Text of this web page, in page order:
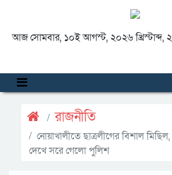
আজ সোমবার, ১০ই আগস্ট, ২০২৬ খ্রিস্টাব্দ,
রাজনীতি
নোয়াখালীতে ছাত্রলীগের বিশাল
দেখে সরে গেলো পুলিশ